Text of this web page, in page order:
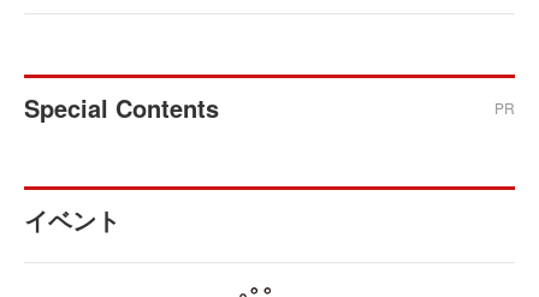
Special Contents PR
イベント